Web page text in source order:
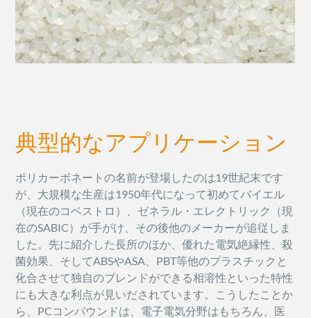
典型的なアプリケーション
ポリカーボネートの名前が登場したのは19世紀末です
が、大規模な生産は1950年代になって初めてバイエル
（現在のコベストロ）、ゼネラル・エレクトリック（現
在のSABIC）が手がけ、その後他のメーカーが追従しま
した。先に紹介した長所のほか、優れた電気絶縁性、殺
菌効果、そしてABSやASA、PBT等他のプラスチックと
化合させて独自のブレンドができる相溶性といった特性
にも大きな利点が見いだされています。こうしたことか
ら、PCコンパウンドは、電子電気分野はもちろん、医